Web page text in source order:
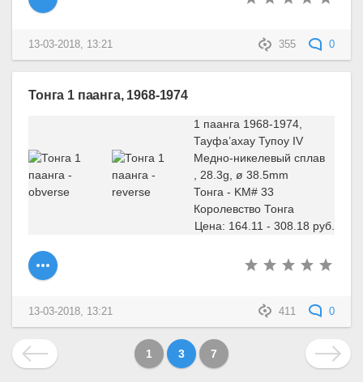
355 0
13-03-2018, 13:21
Тонга 1 паанга, 1968-1974
1 паанга 1968-1974,
Тауфа’ахау Тупоу IV
Медно-никелевый сплав
, 28.3g, ø 38.5mm
Тонга - KM# 33
Королевство Тонга
Цена: 164.11 - 308.18 руб.
411 0
13-03-2018, 13:21
1 3 7